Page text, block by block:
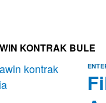
KONTRAK BULE